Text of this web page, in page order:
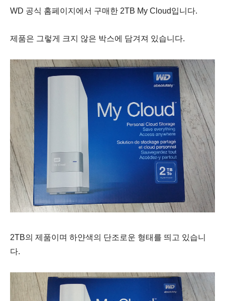
WD 공식 홈페이지에서 구매한 2TB My Cloud입니다.
제품은 그렇게 크지 않은 박스에 담겨져 있습니다.
2TB의 제품이며 하얀색의 단조로운 형태를 띄고 있습니
다.